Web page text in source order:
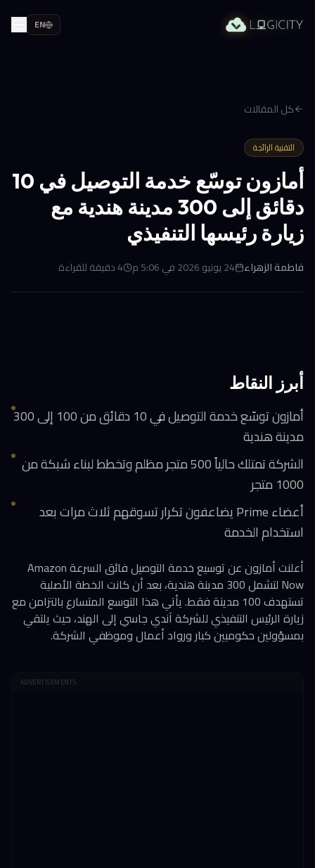
EN
كل المقالات
التقنية الرائجة
أمازون توسّع خدمة التوصيل في 10
دقائق إلى 300 مدينة هندية مع
زيارة رئيسها التنفيذي
فاطمة الزهراء 24 يونيو 2026 في 5:06 م 4دقيقة للقراءة
أبرز النقاط
أمازون توسّع خدمة التوصيل في 10 دقائق من 100 إلى 300
مدينة هندية
الشركة تمتلك حالياً 500 متجر مظلم وتخطط لبناء شبكة من
1000 متجر
أعضاء Prime يضاعفون تكرار تسوقهم ثلاث مرات بعد
استخدام الخدمة
أعلنت أمازون عن توسيع خدمة التوصيل فائق السرعة Amazon
Now لتشمل 300 مدينة هندية، بعد أن كانت الخطة الأصلية
تستهدف 100 مدينة فقط. يأتي هذا التوسع المتسارع بالتزامن مع
زيارة الرئيس التنفيذي للشركة آندي جاسي إلى الهند، حيث يلتقي
بمسؤولين حكوميين كبار ورواد أعمال وموظفي الشركة.
ADVERTISEMENTS